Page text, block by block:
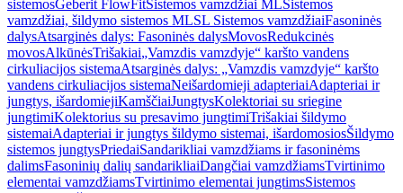
sistemosGeberit FlowFitSistemos vamzdžiai MLSistemos
vamzdžiai, šildymo sistemos MLSL Sistemos vamzdžiaiFasoninės
dalysAtsarginės dalys: Fasoninės dalysMovosRedukcinės
movosAlkūnėsTrišakiai„Vamzdis vamzdyje“ karšto vandens
cirkuliacijos sistemaAtsarginės dalys: „Vamzdis vamzdyje“ karšto
vandens cirkuliacijos sistemaNeišardomieji adapteriaiAdapteriai ir
jungtys, išardomiejiKamščiaiJungtysKolektoriai su sriegine
jungtimiKolektorius su presavimo jungtimiTrišakiai šildymo
sistemaiAdapteriai ir jungtys šildymo sistemai, išardomosiosŠildymo
sistemos jungtysPriedaiSandarikliai vamzdžiams ir fasoninėms
dalimsFasoninių dalių sandarikliaiDangčiai vamzdžiamsTvirtinimo
elementai vamzdžiamsTvirtinimo elementai jungtimsSistemos